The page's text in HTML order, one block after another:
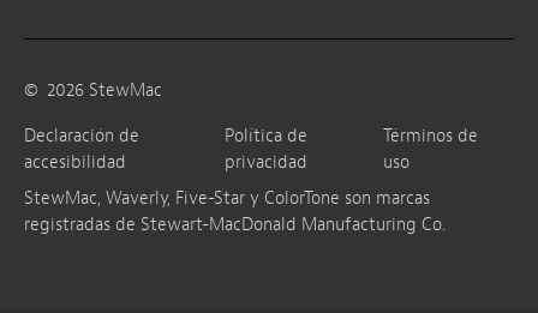
© 2026 StewMac
Declaración de
accesibilidad
Política de
privacidad
Términos de
uso
StewMac, Waverly, Five-Star y ColorTone son marcas
registradas de Stewart-MacDonald Manufacturing Co.